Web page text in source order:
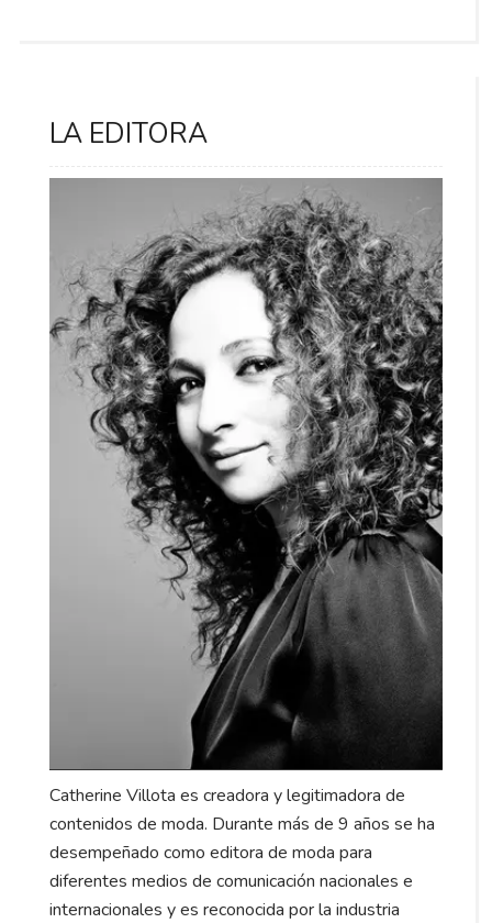
LA EDITORA
Catherine Villota es creadora y legitimadora de
contenidos de moda. Durante más de 9 años se ha
desempeñado como editora de moda para
diferentes medios de comunicación nacionales e
internacionales y es reconocida por la industria